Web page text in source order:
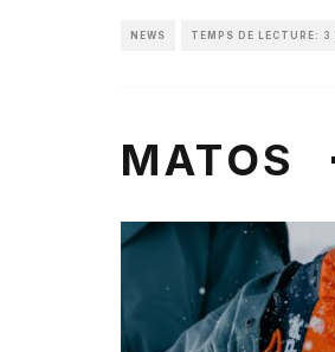
NEWS TEMPS DE LECTURE: 3
MATOS